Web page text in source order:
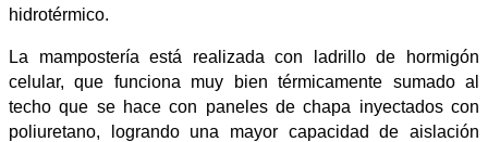
hidrotérmico.
La mampostería está realizada con ladrillo de hormigón
celular, que funciona muy bien térmicamente sumado al
techo que se hace con paneles de chapa inyectados con
poliuretano, logrando una mayor capacidad de aislación